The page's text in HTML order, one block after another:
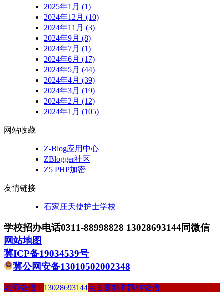
2025年1月 (1)
2024年12月 (10)
2024年11月 (3)
2024年9月 (8)
2024年7月 (1)
2024年6月 (17)
2024年5月 (44)
2024年4月 (39)
2024年3月 (19)
2024年2月 (12)
2024年1月 (105)
网站收藏
Z-Blog应用中心
ZBlogger社区
Z5 PHP加密
友情链接
石家庄天使护士学校
学校招办电话0311-88998828 13028693144同微信
网站地图
冀ICP备19034539号
冀公网安备13010502002348
老师微信： 13028693144点击复制并跳转微信